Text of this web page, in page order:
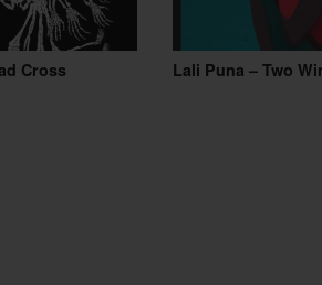
Cross Lali Puna – Two